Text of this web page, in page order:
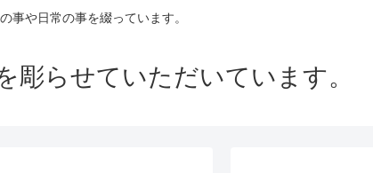
事や日常の事を綴っています。
彫らせていただいています。